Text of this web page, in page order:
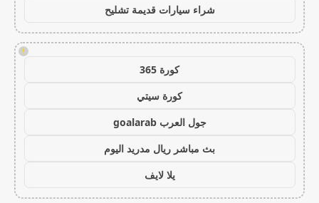
شراء سيارات قديمة تشليح
!
كورة 365
كورة سيتي
جول العرب goalarab
بث مباشر ريال مدريد اليوم
يلا لايف